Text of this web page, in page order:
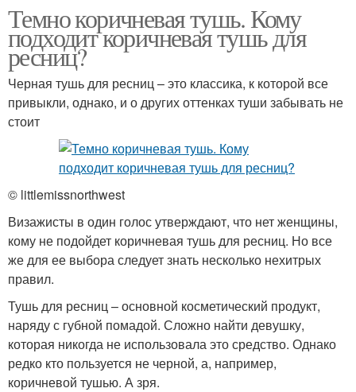
Темно коричневая тушь. Кому
подходит коричневая тушь для
ресниц?
Черная тушь для ресниц – это классика, к которой все
привыкли, однако, и о других оттенках туши забывать не
стоит
© littlemissnorthwest
Визажисты в один голос утверждают, что нет женщины,
кому не подойдет коричневая тушь для ресниц. Но все
же для ее выбора следует знать несколько нехитрых
правил.
Тушь для ресниц – основной косметический продукт,
наряду с губной помадой. Сложно найти девушку,
которая никогда не использовала это средство. Однако
редко кто пользуется не черной, а, например,
коричневой тушью. А зря.